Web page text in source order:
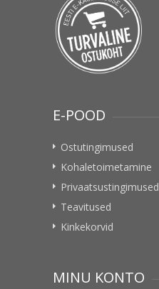
E-POOD
Ostutingimused
Kohaletoimetamine
Privaatsustingimused
Teavitused
Kinkekorvid
MINU KONTO